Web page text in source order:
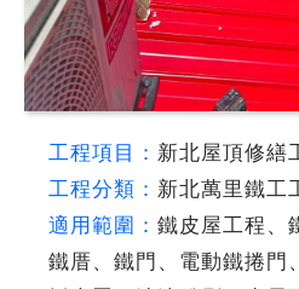
工程項目： 新北屋頂修繕
工程分類： 新北萬里鐵工
適用範圍：鐵皮屋工程、
鐵厝、鐵門、電動鐵捲門